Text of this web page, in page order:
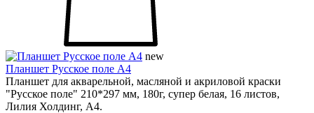
new
Планшет Русское поле А4
Планшет для акварельной, масляной и акриловой краски
"Русское поле" 210*297 мм, 180г, супер белая, 16 листов,
Лилия Холдинг, А4.